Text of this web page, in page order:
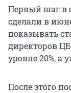
Первый шаг в
сделали в
показывать
директоров
уровне 20%, а
После этого